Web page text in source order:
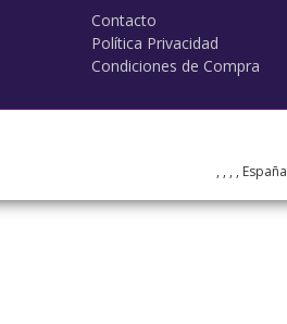
Contacto
Política Privacidad
Condiciones de Compra
, , , ,